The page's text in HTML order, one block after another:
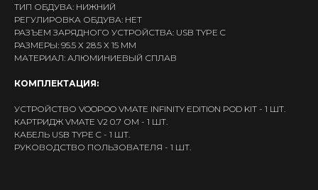
ТИП ОБДУВА: НИЖНИЙ
РЕГУЛИРОВКА ОБДУВА: НЕТ
РАЗЪЕМ ЗАРЯДНОГО УСТРОЙСТВА: USB TYPE C
РАЗМЕРЫ: 95.5 Х 28.5 Х 15 ММ
МАТЕРИАЛ: АЛЮМИНИЕВЫЙ СПЛАВ
КОМПЛЕКТАЦИЯ:
УСТРОЙСТВО VOOPOO VMATE INFINITY EDITION POD KIT - 1 ШТ.
КАРТРИДЖ VMATE V2 0.7 ОМ - 1 ШТ.
КАБЕЛЬ USB TYPE C - 1 ШТ.
РУКОВОДСТВО ПОЛЬЗОВАТЕЛЯ - 1 ШТ.
Кальяны и комплектующие
Комплектующие
Адреса магазинов
Блог
Доставка и оплата
Информация